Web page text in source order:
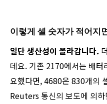
이렇게 셀 숫자가 적어지
일단 생산성이 올라갑니다.
데요. 기존 2170에서는 배
요했다면, 4680은 830개의
Reuters 통신의 보도에 의